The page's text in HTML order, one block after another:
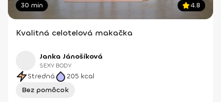
30 min 4.8
Kvalitná celotelová makačka
Janka Jánošíková
SEXY BODY
Stredná 205 kcal
Bez pomôcok